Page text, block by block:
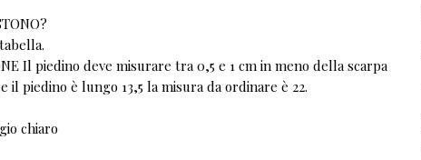
Il piedino deve misurare tra 0,5 e 1 cm in meno della scarpa
il piedino è lungo 13,5 la misura da ordinare è 22.
chiaro